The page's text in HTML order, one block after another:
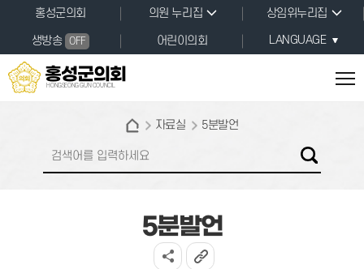
본문바로가기
홍성군의회 의원 누리집
상임위누리집
생방송
OFF 어린이의회 LANGUAGE
홍성군의회
HONGSEONG GUN COUNCIL
자료실 5분발언
5분발언